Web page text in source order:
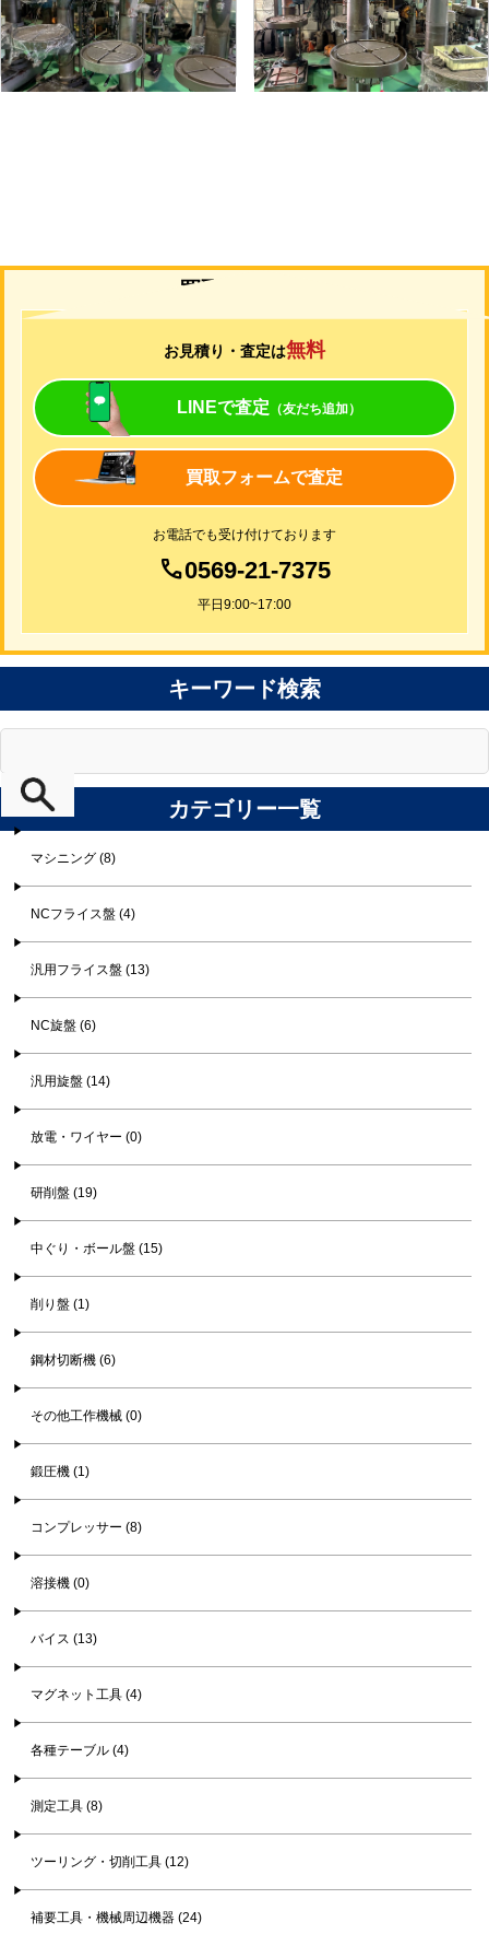
形 式YD2-55
年 式-
形 式YUD-600
年 式-
買取について
お見積り・査定は無料
LINEで査定 （友だち追加）
買取フォームで査定
お電話でも受け付けております
0569-21-7375
平日9:00~17:00
キーワード検索
カテゴリー一覧
マシニング (8)
NCフライス盤 (4)
汎用フライス盤 (13)
NC旋盤 (6)
汎用旋盤 (14)
放電・ワイヤー (0)
研削盤 (19)
中ぐり・ボール盤 (15)
削り盤 (1)
鋼材切断機 (6)
その他工作機械 (0)
鍛圧機 (1)
コンプレッサー (8)
溶接機 (0)
バイス (13)
マグネット工具 (4)
各種テーブル (4)
測定工具 (8)
ツーリング・切削工具 (12)
補要工具・機械周辺機器 (24)